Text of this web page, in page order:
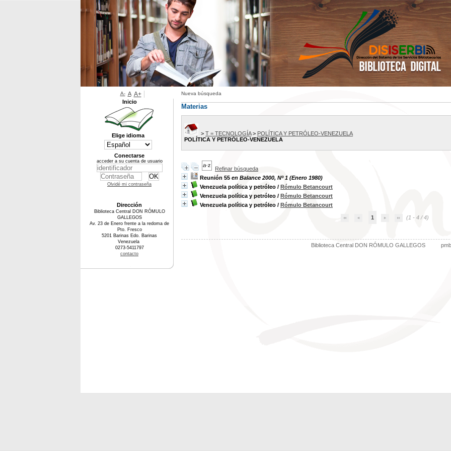
Nueva búsqueda
Materias
> T = TECNOLOGÍA> POLÍTICA Y PETRÓLEO-VENEZUELA
POLÍTICA Y PETRÓLEO-VENEZUELA
Refinar búsqueda
Reunión 55 en Balance 2000, Nº 1 (Enero 1980)
Venezuela política y petróleo / Rómulo Betancourt
Venezuela política y petróleo / Rómulo Betancourt
Venezuela política y petróleo / Rómulo Betancourt
1 (1 - 4 / 4)
Biblioteca Central DON RÓMULO GALLEGOS pmb
A- A A+
Inicio
Elige idioma
Conectarse
acceder a su cuenta de usuario
Olvidé mi contraseña
Dirección
Biblioteca Central DON RÓMULO
GALLEGOS
Av. 23 de Enero frente a la redoma de
Pto. Fresco
5201 Barinas Edo. Barinas
Venezuela
0273-5411797
contacto